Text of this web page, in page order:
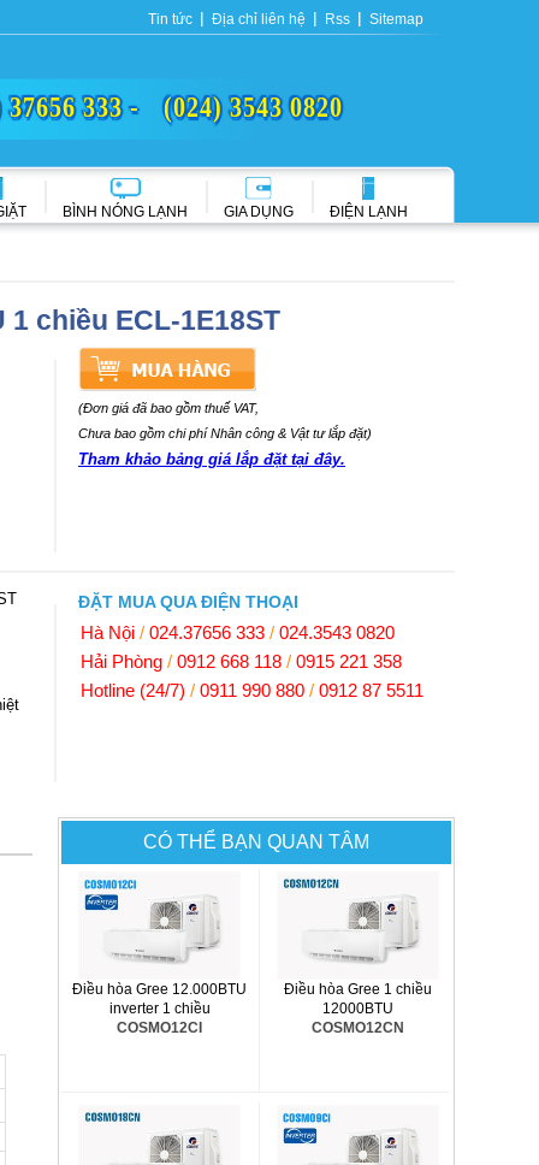
Tin tức Địa chỉ liên hệ Rss Sitemap
37656 333 - (024) 3543 0820
BÌNH NÓNG LẠNH GIA DỤNG ĐIỆN LẠNH
chiều ECL-1E18ST
(Đơn giá đã bao gồm thuế VAT,
Chưa bao gồm chi phí Nhân công & Vật tư lắp đặt)
Tham khảo bảng giá lắp đặt tại đây.
ĐẶT MUA QUA ĐIỆN THOẠI
Hà Nội / 024.37656 333 / 024.3543 0820
Hải Phòng / 0912 668 118 / 0915 221 358
Hotline (24/7) / 0911 990 880 / 0912 87 5511
CÓ THỂ BẠN QUAN TÂM
Điều hòa Gree 12.000BTU
inverter 1 chiều
COSMO12CI
Điều hòa Gree 1 chiều
12000BTU
COSMO12CN